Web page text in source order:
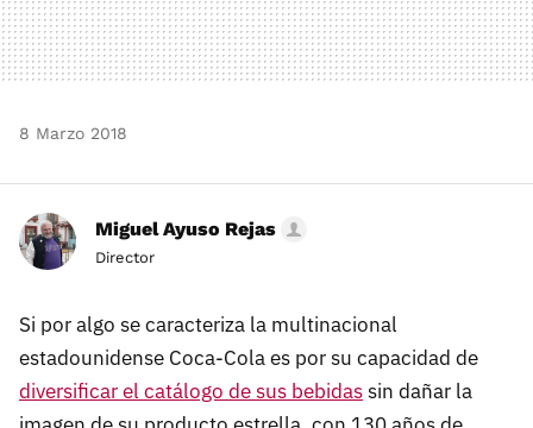
8 Marzo 2018
Miguel Ayuso Rejas
Director
Si por algo se caracteriza la multinacional
estadounidense Coca-Cola es por su capacidad de
diversificar el catálogo de sus bebidassin dañar la